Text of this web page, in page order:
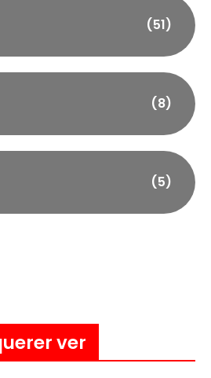
(51)
(8)
(5)
ver